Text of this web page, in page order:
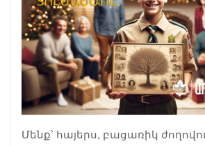
Մենք՝ հայերս, բացառիկ